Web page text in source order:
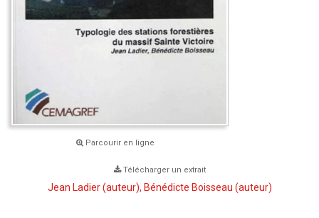
Parcourir en ligne
Télécharger un extrait
Jean Ladier(auteur), Bénédicte Boisseau (auteur)